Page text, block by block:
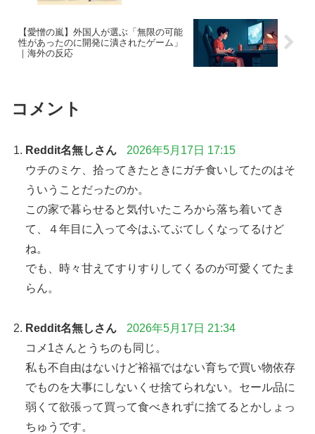
【愛憎の嵐】外国人が選ぶ「無限の可能
性があったのに開発に潰されたゲーム」
｜海外の反応
コメント
Reddit名無しさん
2026年5月17日 17:15
ウチのミケ、拾ってきたときにガチ食いしてたのはそ
ういうことだったのか。
この家で暮らせると気付いたころから落ち着いてき
て、４年目に入って今はふてぶてしくなってるけど
ね。
でも、時々甘えてすりすりしてくるのが可愛くてたま
らん。
Reddit名無しさん
2026年5月17日 21:34
コメ1さんとうちのも同じ。
私も不自由はないけど裕福ではない育ちで買い物依存
でものを大事にしないくせ捨てられない。セール品に
弱くて欲張って買って食べきれずに捨てるとかしょっ
ちゅうです。